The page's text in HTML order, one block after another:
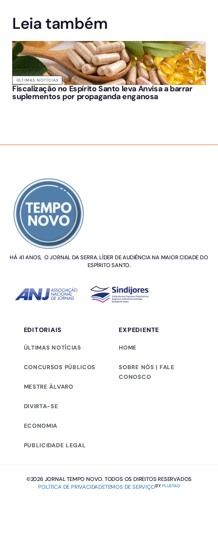
Leia também
ÚLTIMAS NOTÍCIAS
Fiscalização no Espírito Santo leva Anvisa a barrar
suplementos por propaganda enganosa
HÁ 41 ANOS, O JORNAL DA SERRA. LÍDER DE AUDIÊNCIA NA MAIOR CIDADE DO
ESPÍRITO SANTO.
EDITORIAIS
ÚLTIMAS NOTÍCIAS
CONCURSOS PÚBLICOS
MESTRE ÁLVARO
DIVIRTA-SE
ECONOMIA
PUBLICIDADE LEGAL
EXPEDIENTE
HOME
SOBRE NÓS | FALE
CONOSCO
©2026 JORNAL TEMPO NOVO. TODOS OS DIREITOS RESERVADOS
POLÍTICA DE PRIVACIDADETEMOS DE SERVIÇOBY:PLUSTAG